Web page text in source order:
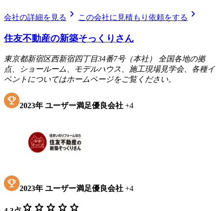
会社の詳細を見る chevron_right この会社に見積もり依頼をする chevron_right
住友不動産の新築そっくりさん
東京都新宿区西新宿四丁目34番7号（本社） 全国各地の拠
点、ショールーム、モデルハウス、施工現場見学会、各種イ
ベントについてはホームページをご覧ください。
2023年 ユーザー満足優良会社 +4
2023年 ユーザー満足優良会社 +4
star star star star star